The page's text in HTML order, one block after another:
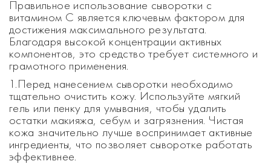
Правильное использование сыворотки с
витамином C является ключевым фактором для
достижения максимального результата.
Благодаря высокой концентрации активных
компонентов, это средство требует системного и
грамотного применения.
1.Перед нанесением сыворотки необходимо
тщательно очистить кожу. Используйте мягкий
гель или пенку для умывания, чтобы удалить
остатки макияжа, себум и загрязнения. Чистая
кожа значительно лучше воспринимает активные
ингредиенты, что позволяет сыворотке работать
эффективнее.